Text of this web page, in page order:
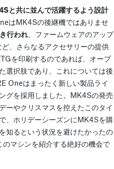
と共に並んで活躍するよう設計
はMK4Sの後継機ではありませ
行われ 、ファームウェアのアップ
、さらなるアクセサリーの提供
を印刷するのであれば、オープ
選択肢であり、これについては後
Oneはまったく新しい製品ライ
グを採用しました。MK4Sの発売
ーやクリスマスを控えたこのタイ
、ホリデーシーズンにMK4Sを購
知るという状況を避けたかったの
マシンを紹介する絶好の機会で